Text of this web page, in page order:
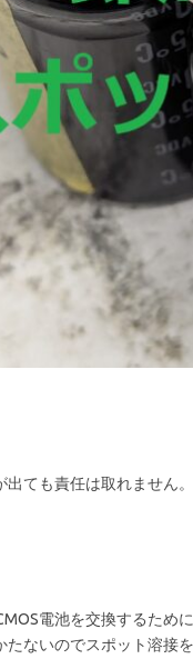
出ても責任は取れません
電池を交換するため
たないのでスポット溶接